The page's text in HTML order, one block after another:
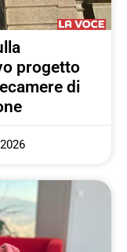
progetto
di